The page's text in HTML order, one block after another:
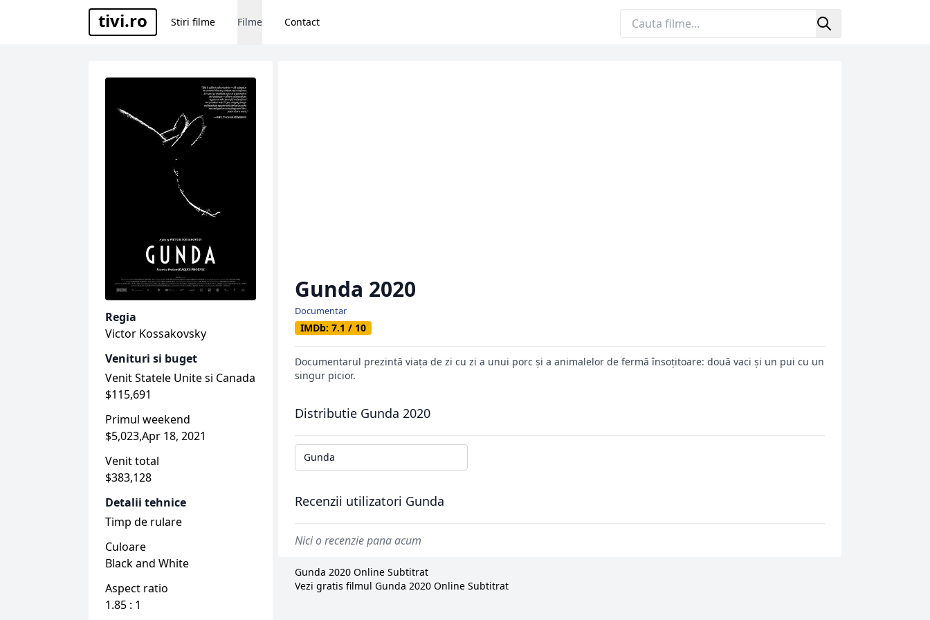
tivi.ro Stiri filme Filme Contact
Regia
Victor Kossakovsky
Venituri si buget
Venit Statele Unite si Canada
$115,691
Primul weekend
$5,023,Apr 18, 2021
Venit total
$383,128
Detalii tehnice
Timp de rulare
Culoare
Black and White
Aspect ratio
1.85 : 1
Gunda 2020
Documentar
IMDb: 7.1 / 10
Documentarul prezintă viața de zi cu zi a unui porc și a animalelor de fermă însoțitoare: două vaci și un pui cu un
singur picior.
Distributie Gunda 2020
Gunda
Recenzii utilizatori Gunda
Nici o recenzie pana acum
Gunda 2020 Online Subtitrat
Vezi gratis filmul Gunda 2020 Online Subtitrat